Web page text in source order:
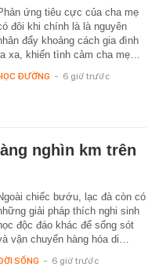
ứng tiêu cực của cha mẹ
đôi khi chính là là nguyên
đẩy khoảng cách gia đình
xa, khiến tình cảm cha mẹ…
ĐƯỜNG - 6 giờ trước
nghìn km trên
chiếc bướu, lạc đà còn có
giải pháp thích nghi sinh
độc đáo khác để sống sót
vận chuyển hàng hóa di…
SỐNG - 6 giờ trước